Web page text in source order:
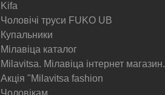
Kifa
Чоловічі труси FUKO UB
Купальники
Мілавіца каталог
Milavitsa. Мілавіца інтернет магазин.
Акція "Milavitsa fashion
Чоловікам